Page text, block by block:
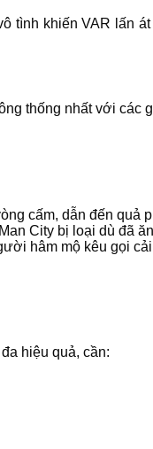
tình khiến VAR lấn
thống nhất với các
cấm, dẫn đến quả
City bị loại dù đã
hâm mộ kêu gọi
hiệu quả, cần: